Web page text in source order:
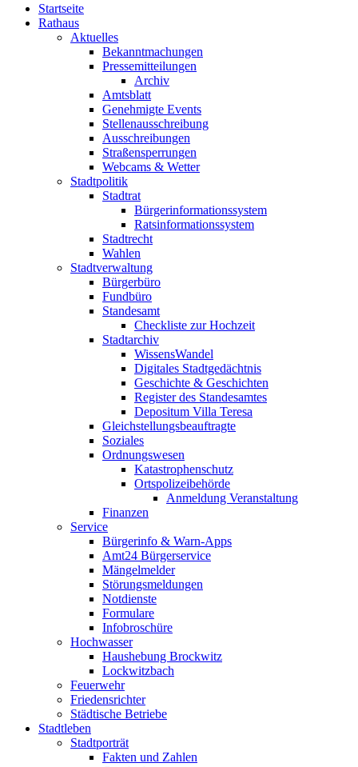
Startseite
Rathaus
Aktuelles
Bekanntmachungen
Pressemitteilungen
Archiv
Amtsblatt
Genehmigte Events
Stellenausschreibung
Ausschreibungen
Straßensperrungen
Webcams & Wetter
Stadtpolitik
Stadtrat
Bürgerinformationssystem
Ratsinformationssystem
Stadtrecht
Wahlen
Stadtverwaltung
Bürgerbüro
Fundbüro
Standesamt
Checkliste zur Hochzeit
Stadtarchiv
WissensWandel
Digitales Stadtgedächtnis
Geschichte & Geschichten
Register des Standesamtes
Depositum Villa Teresa
Gleichstellungsbeauftragte
Soziales
Ordnungswesen
Katastrophenschutz
Ortspolizeibehörde
Anmeldung Veranstaltung
Finanzen
Service
Bürgerinfo & Warn-Apps
Amt24 Bürgerservice
Mängelmelder
Störungsmeldungen
Notdienste
Formulare
Infobroschüre
Hochwasser
Haushebung Brockwitz
Lockwitzbach
Feuerwehr
Friedensrichter
Städtische Betriebe
Stadtleben
Stadtporträt
Fakten und Zahlen